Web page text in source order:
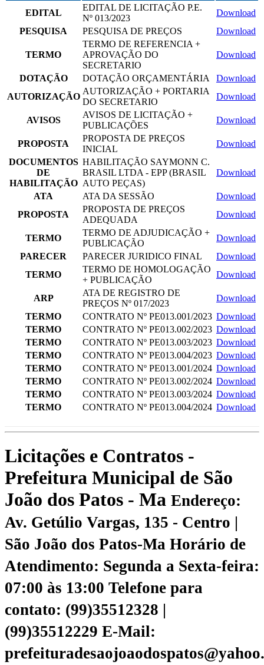
EDITAL
EDITAL DE LICITAÇÃO P.E.
Nº 013/2023
Download
PESQUISA
PESQUISA DE PREÇOS Download
TERMO
TERMO DE REFERENCIA +
APROVAÇÃO DO
SECRETARIO
Download
DOTAÇÃO DOTAÇÃO ORÇAMENTÁRIA
Download
AUTORIZAÇÃO
AUTORIZAÇÃO + PORTARIA
DO SECRETARIO
Download
AVISOS
AVISOS DE LICITAÇÃO +
PUBLICAÇÕES
Download
PROPOSTA
PROPOSTA DE PREÇOS
INICIAL
Download
DOCUMENTOS
DE
HABILITAÇÃO
HABILITAÇÃO SAYMONN C.
BRASIL LTDA - EPP (BRASIL
AUTO PEÇAS)
Download
ATA ATA DA SESSÃO
Download
PROPOSTA
PROPOSTA DE PREÇOS
ADEQUADA
Download
TERMO
TERMO DE ADJUDICAÇÃO +
PUBLICAÇÃO
Download
PARECER
PARECER JURIDICO FINAL
Download
TERMO
TERMO DE HOMOLOGAÇÃO
+ PUBLICAÇÃO
Download
ARP
ATA DE REGISTRO DE
PREÇOS Nº 017/2023
Download
TERMO
CONTRATO Nº PE013.001/2023 Download
TERMO
CONTRATO Nº PE013.002/2023 Download
TERMO
CONTRATO Nº PE013.003/2023 Download
TERMO
CONTRATO Nº PE013.004/2023 Download
TERMO
CONTRATO Nº PE013.001/2024 Download
TERMO
CONTRATO Nº PE013.002/2024 Download
TERMO
CONTRATO Nº PE013.003/2024 Download
TERMO
CONTRATO Nº PE013.004/2024 Download
Licitações e Contratos -
Prefeitura Municipal de São
João dos Patos - Ma Endereço:
Av. Getúlio Vargas, 135 - Centro |
São João dos Patos-Ma Horário de
Atendimento: Segunda a Sexta-feira:
07:00 às 13:00 Telefone para
contato: (99)35512328 |
(99)35512229 E-Mail: